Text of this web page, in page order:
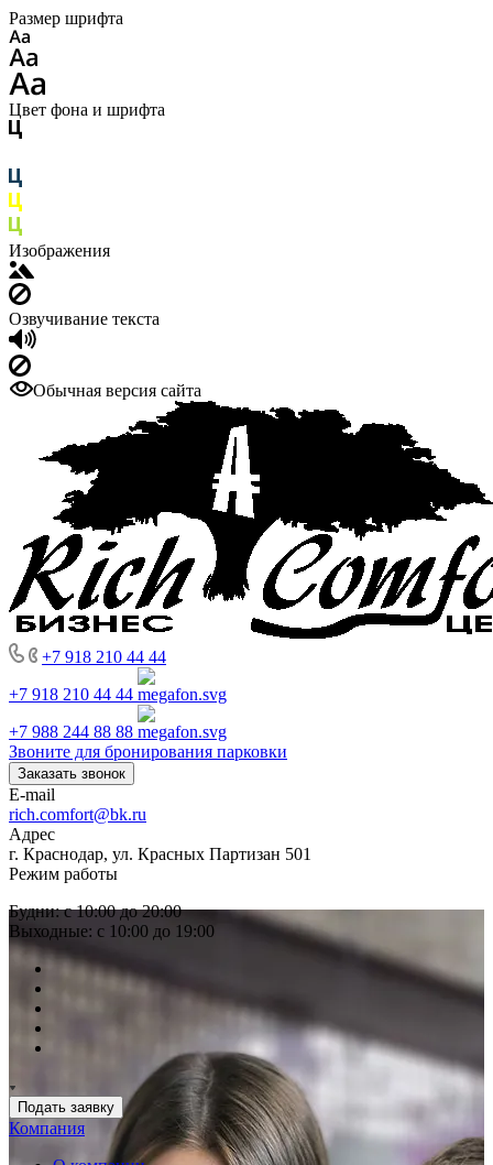
Размер шрифта
Цвет фона и шрифта
Изображения
Озвучивание текста
Обычная версия сайта
+7 918 210 44 44
+7 918 210 44 44
+7 988 244 88 88
Звоните для бронирования парковки
Заказать звонок
E-mail
rich.comfort@bk.ru
Адрес
г. Краснодар, ул. Красных Партизан 501
Режим работы
Будни: с 10:00 до 20:00
Выходные: с 10:00 до 19:00
Подать заявку
Компания